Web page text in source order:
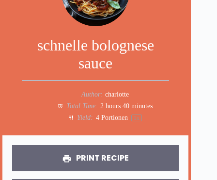
schnelle bolognese
sauce
Author: charlotte
Total Time: 2 hours 40 minutes
Yield: 4Portionen 1 x
PRINT RECIPE